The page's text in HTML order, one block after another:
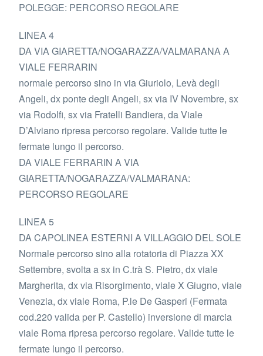
POLEGGE: PERCORSO REGOLARE
LINEA 4
DA VIA GIARETTA/NOGARAZZA/VALMARANA A
VIALE FERRARIN
normale percorso sino in via Giuriolo, Levà degli
Angeli, dx ponte degli Angeli, sx via IV Novembre, sx
via Rodolfi, sx via Fratelli Bandiera, da Viale
D’Alviano ripresa percorso regolare. Valide tutte le
fermate lungo il percorso.
DA VIALE FERRARIN A VIA
GIARETTA/NOGARAZZA/VALMARANA:
PERCORSO REGOLARE
LINEA 5
DA CAPOLINEA ESTERNI A VILLAGGIO DEL SOLE
Normale percorso sino alla rotatoria di Piazza XX
Settembre, svolta a sx in C.trà S. Pietro, dx viale
Margherita, dx via Risorgimento, viale X Giugno, viale
Venezia, dx viale Roma, P.le De Gasperi (Fermata
cod.220 valida per P. Castello) inversione di marcia
viale Roma ripresa percorso regolare. Valide tutte le
fermate lungo il percorso.